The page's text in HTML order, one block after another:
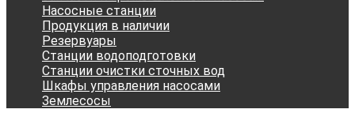
Насосные станции
Продукция в наличии
Резервуары
Станции водоподготовки
Станции очистки сточных вод
Шкафы управления насосами
Землесосы